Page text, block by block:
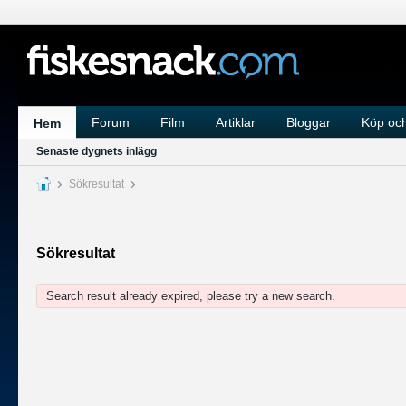
Hem Forum Film Artiklar Bloggar Köp
Senaste dygnets inlägg
Sökresultat
Sökresultat
Search result already expired, please try a new search.